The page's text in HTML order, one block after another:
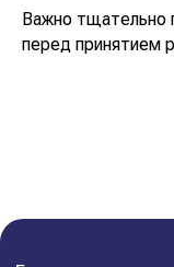
Важно тщательно
перед принятием